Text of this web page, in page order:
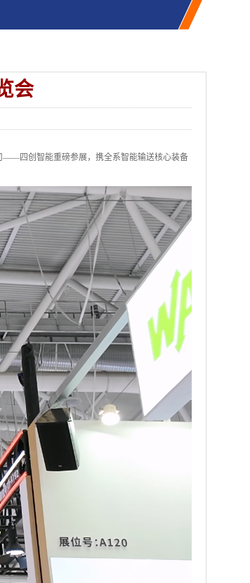
会
——四创智能重磅参展，携全系智能输送核心装备